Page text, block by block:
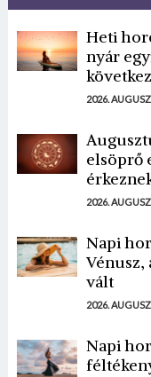
Heti
nyár
2026.
elsöprő
2026.
Napi
Vénusz,
vált
2026.
Napi